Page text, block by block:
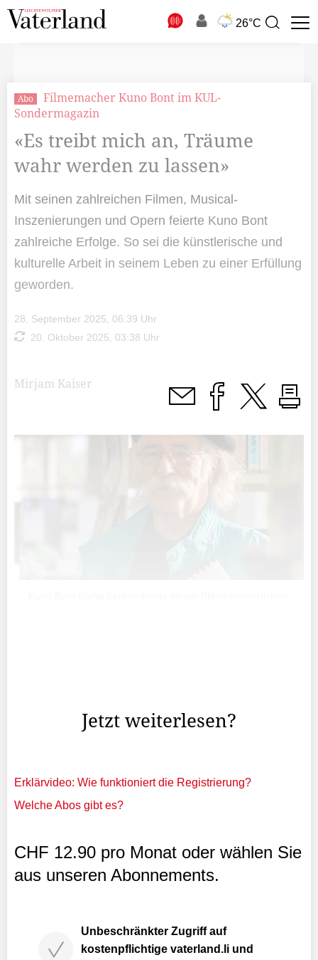
26°C
Suchbegriff
Abo
Filmemacher Kuno Bont im KUL-
Sondermagazin
«Es treibt mich an, Träume
wahr werden zu lassen»
Mit seinen zahlreichen Filmen, Musical-
Inszenierungen und Opern feierte Kuno Bont
zahlreiche Erfolge. So sei die künstlerische und
kulturelle Arbeit in seinem Leben zu einer Erfüllung
geworden.
28. September 2025, 06:39 Uhr
20. Oktober 2025, 03:38 Uhr
Mirjam Kaiser
Jetzt weiterlesen?
Erklärvideo: Wie funktioniert die Registrierung?
Welche Abos gibt es?
CHF 12.90 pro Monat oder wählen Sie
aus unseren Abonnements.
Unbeschränkter Zugriff auf
kostenpflichtige vaterland.li und